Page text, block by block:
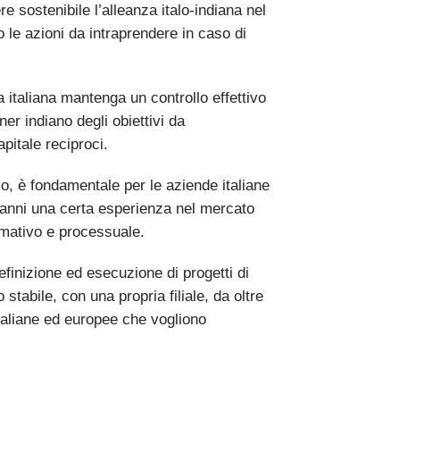
sostenibile l’alleanza italo-indiana nel
azioni da intraprendere in caso di
mantenga un controllo effettivo
indiano degli obiettivi da
reciproci.
è fondamentale per le aziende italiane
una certa esperienza nel mercato
e processuale.
ed esecuzione di progetti di
stabile, con una propria filiale, da oltre
ed europee che vogliono